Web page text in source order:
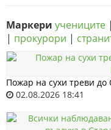
Маркери учениците |
| прокурори |
Пожар на сухи треви
02.08.2026 18:41